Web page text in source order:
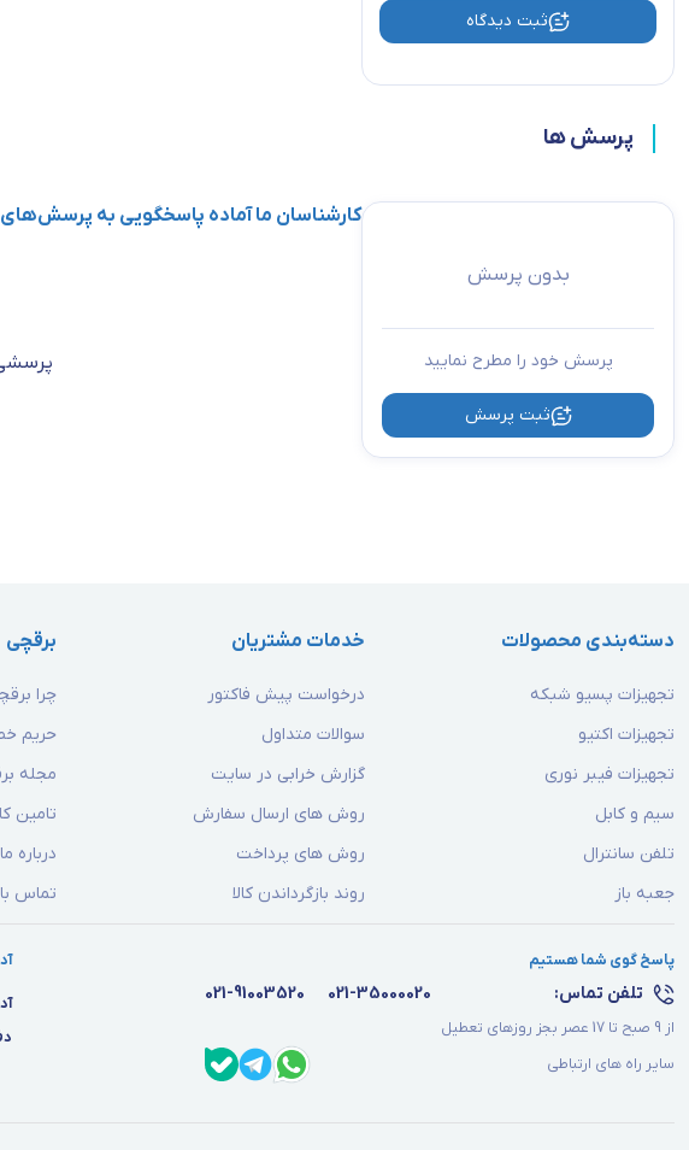
ثبت دیدگاه
پرسش ها
بدون پرسش
پرسش خود را مطرح نمایید
ثبت پرسش
کارشناسان ما آماده پاسخگویی به
دسته‌بندی محصولات
تجهیزات پسیو شبکه
تجهیزات اکتیو
تجهیزات فیبر نوری
سیم و کابل
تلفن سانترال
جعبه باز
خدمات مشتریان
درخواست پیش فاکتور
سوالات متداول
گزارش خرابی در سایت
روش های ارسال سفارش
روش های پرداخت
روند بازگرداندن کالا
برقچی
چرا
حریم
مجله
تامین
درباره ما
تماس
پاسخ گوی شما هستیم
تلفن تماس:
از 9 صبح تا 17 عصر بجز روزهای تعطیل
021-35000020
021-91003520
سایر راه های ارتباطی